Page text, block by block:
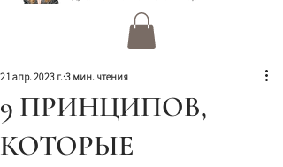
9 ПРИНЦИПОВ,
КОТОРЫЕ
21 апр. 2023 г. 3 мин. чтения